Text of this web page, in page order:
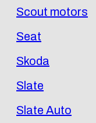
Scout motors
Seat
Skoda
Slate
Slate Auto